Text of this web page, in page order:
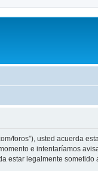
foros”), usted acuerda
e intentaríamos
estar legalmente sometido